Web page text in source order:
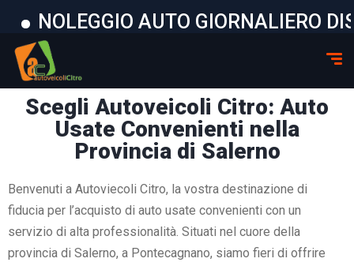
AUTO GIORNALIERO
Scegli Autoveicoli Citro: Auto
Usate Convenienti nella
Provincia di Salerno
Benvenuti a Autoviecoli Citro, la vostra destinazione di
fiducia per l’acquisto di auto usate convenienti con un
servizio di alta professionalità. Situati nel cuore della
provincia di Salerno, a Pontecagnano, siamo fieri di offrire